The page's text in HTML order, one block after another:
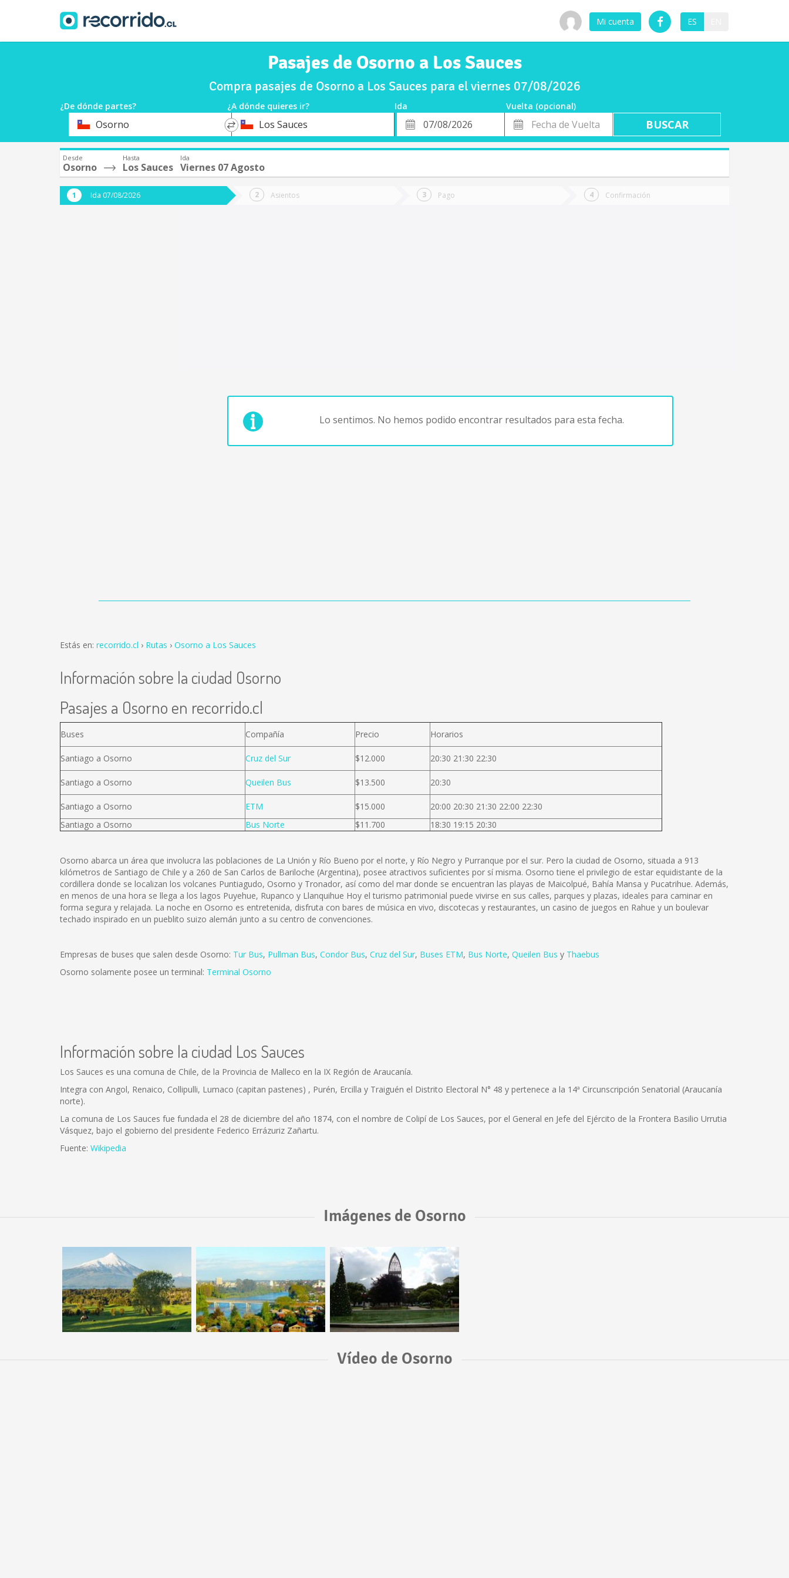
Mi cuenta ES
Pasajes de Osorno a Los Sauces
Compra pasajes de Osorno a Los Sauces para el viernes 07/08/2026
¿De dónde partes? ¿A dónde quieres ir? Ida
Vuelta (opcional)
OrigenOsorno
*
DestinoLos Sauces
Fecha
de
Fecha
de
Vuelta
Desde
Osorno
Hasta
Los Sauces
Ida
Viernes 07 Agosto
Ida 07/08/2026 Asientos Pago Confirmación
Lo sentimos. No hemos podido encontrar resultados para esta fecha.
Estás en: recorrido.cl Rutas Osorno a Los Sauces
Información sobre la ciudad Osorno
Pasajes a Osorno en recorrido.cl
Buses Compañía Precio Horarios
Santiago a Osorno Cruz del Sur $12.000 20:30 21:30 22:30
Santiago a Osorno Queilen Bus $13.500 20:30
Santiago a Osorno ETM $15.000
20:00 20:30 21:30 22:00 22:30
Santiago a Osorno
Bus Norte $11.700 18:30 19:15 20:30
Osorno abarca un área que involucra las poblaciones de La Unión y Río Bueno por el norte, y Río Negro y Purranque por el sur. Pero la ciudad de Osorno, situada a 913
kilómetros de Santiago de Chile y a 260 de San Carlos de Bariloche (Argentina), posee atractivos suficientes por sí misma. Osorno tiene el privilegio de estar equidistante de la
cordillera donde se localizan los volcanes Puntiagudo, Osorno y Tronador, así como del mar donde se encuentran las playas de Maicolpué, Bahía Mansa y Pucatrihue. Además,
en menos de una hora se llega a los lagos Puyehue, Rupanco y Llanquihue Hoy el turismo patrimonial puede vivirse en sus calles, parques y plazas, ideales para caminar en
forma segura y relajada. La noche en Osorno es entretenida, disfruta con bares de música en vivo, discotecas y restaurantes, un casino de juegos en Rahue y un boulevar
techado inspirado en un pueblito suizo alemán junto a su centro de convenciones.
Empresas de buses que salen desde Osorno: Tur Bus, Pullman Bus, Condor Bus, Cruz del Sur, Buses ETM, Bus Norte, Queilen Bus y Thaebus
Osorno solamente posee un terminal: Terminal Osorno
Información sobre la ciudad Los Sauces
Los Sauces es una comuna de Chile, de la Provincia de Malleco en la IX Región de Araucanía.
Integra con Angol, Renaico, Collipulli, Lumaco (capitan pastenes) , Purén, Ercilla y Traiguén el Distrito Electoral N° 48 y pertenece a la 14ª Circunscripción Senatorial (Araucanía
norte).
La comuna de Los Sauces fue fundada el 28 de diciembre del año 1874, con el nombre de Colipí de Los Sauces, por el General en Jefe del Ejército de la Frontera Basilio Urrutia
Vásquez, bajo el gobierno del presidente Federico Errázuriz Zañartu.
Fuente: Wikipedia
Imágenes de Osorno
Vídeo de Osorno